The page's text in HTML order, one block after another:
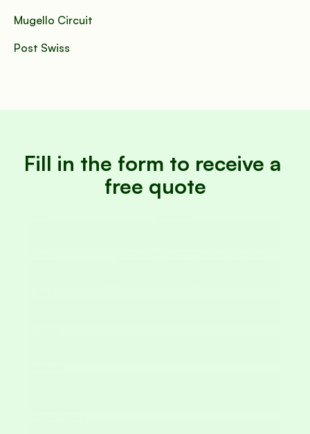
Mugello Circuit
Post Swiss
Fill in the form to receive a
free quote